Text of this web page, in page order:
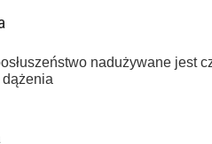
nadużywane jest
dążenia